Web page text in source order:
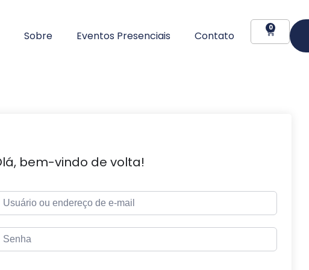
Sobre Eventos Presenciais Contato
0
bem-vindo de volta!